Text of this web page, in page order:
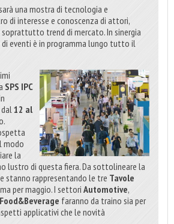
una mostra di tecnologia e
di interesse e conoscenza di attori,
trend di mercato. In sinergia
di eventi è in programma lungo tutto il
SPS IPC
12 al
modo
la
lustro di questa fiera. Da sottolineare la
rappresentando le tre Tavole
per maggio. I settori Automotive,
Food&Beverage faranno da traino sia per
applicativi che le novità